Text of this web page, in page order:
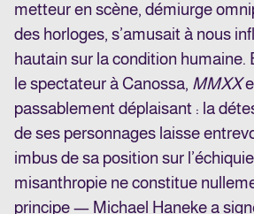
metteur en scène, démiurge
des horloges, s’amusait à nous
hautain sur la condition humaine.
le spectateur à Canossa, MMXX
passablement déplaisant : la
de ses personnages laisse
imbus de sa position sur
misanthropie ne constitue
principe — Michael Haneke a